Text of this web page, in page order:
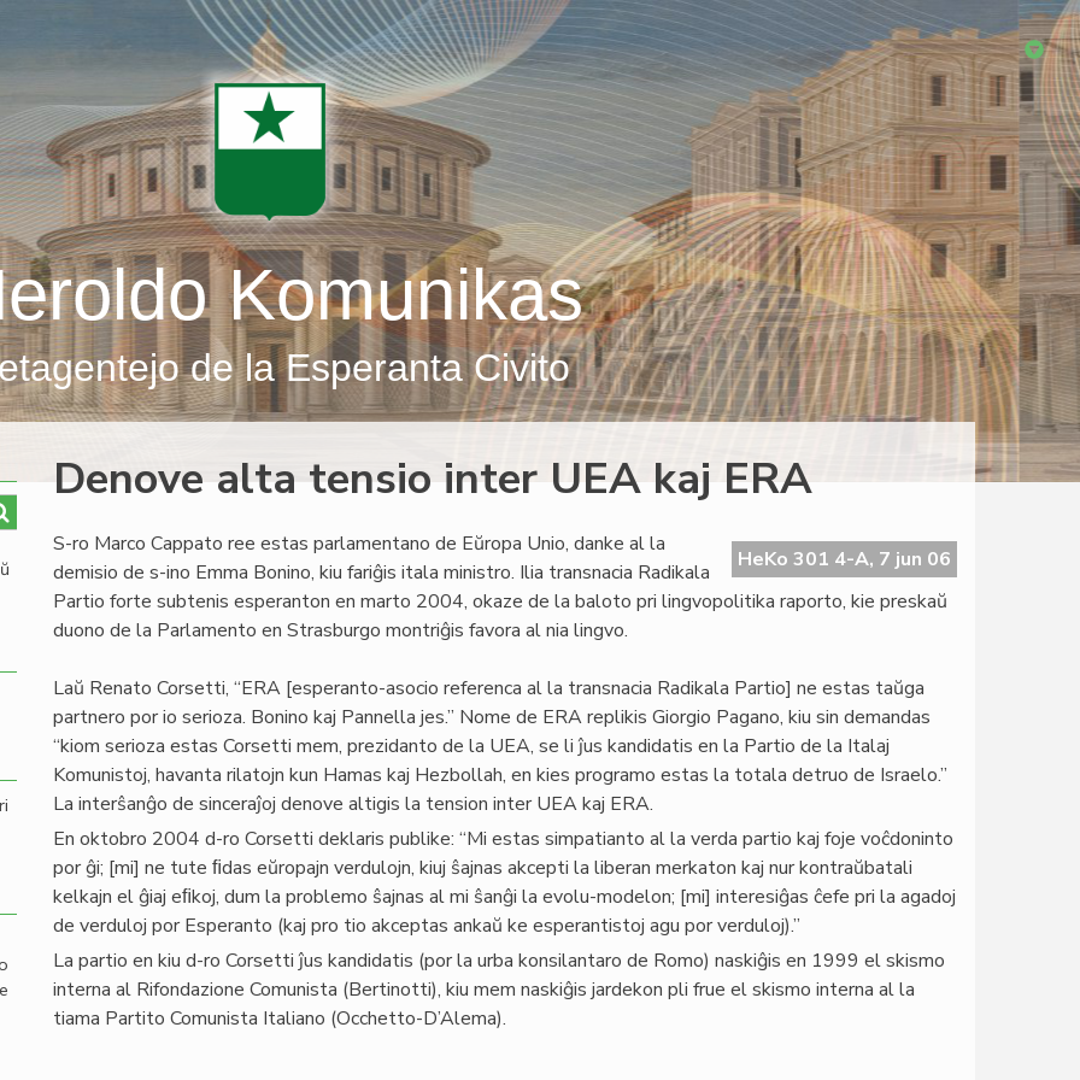
Komunikas
de la Esperanta Civito
Denove alta tensio inter UEA kaj ERA
HeKo 301 4-A, 7 jun 06
S-ro Marco Cappato ree estas parlamentano de Eŭropa Unio, danke al la
demisio de s-ino Emma Bonino, kiu fariĝis itala ministro. Ilia transnacia Radikala
Partio forte subtenis esperanton en marto 2004, okaze de la baloto pri lingvopolitika raporto, kie preskaŭ
duono de la Parlamento en Strasburgo montriĝis favora al nia lingvo.
Laŭ Renato Corsetti, “ERA [esperanto-asocio referenca al la transnacia Radikala Partio] ne estas taŭga
partnero por io serioza. Bonino kaj Pannella jes.” Nome de ERA replikis Giorgio Pagano, kiu sin demandas
“kiom serioza estas Corsetti mem, prezidanto de la UEA, se li ĵus kandidatis en la Partio de la Italaj
Komunistoj, havanta rilatojn kun Hamas kaj Hezbollah, en kies programo estas la totala detruo de Israelo.”
La interŝanĝo de sinceraĵoj denove altigis la tension inter UEA kaj ERA.
En oktobro 2004 d-ro Corsetti deklaris publike: “Mi estas simpatianto al la verda partio kaj foje voĉdoninto
por ĝi; [mi] ne tute ﬁdas eŭropajn verdulojn, kiuj ŝajnas akcepti la liberan merkaton kaj nur kontraŭbatali
kelkajn el ĝiaj eﬁkoj, dum la problemo ŝajnas al mi ŝanĝi la evolu-modelon; [mi] interesiĝas ĉefe pri la agadoj
de verduloj por Esperanto (kaj pro tio akceptas ankaŭ ke esperantistoj agu por verduloj).”
La partio en kiu d-ro Corsetti ĵus kandidatis (por la urba konsilantaro de Romo) naskiĝis en 1999 el skismo
interna al Rifondazione Comunista (Bertinotti), kiu mem naskiĝis jardekon pli frue el skismo interna al la
tiama Partito Comunista Italiano (Occhetto-D’Alema).